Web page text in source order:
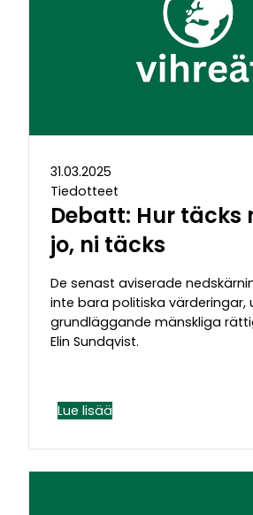
31.03.2025
Tiedotteet
Debatt: Hur täcks
jo, ni täcks
De senast aviserade
inte bara politiska värderingar,
grundläggande mänskliga
Elin Sundqvist.
Lue lisää